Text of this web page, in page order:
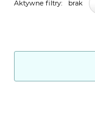
Aktywne filtry: brak